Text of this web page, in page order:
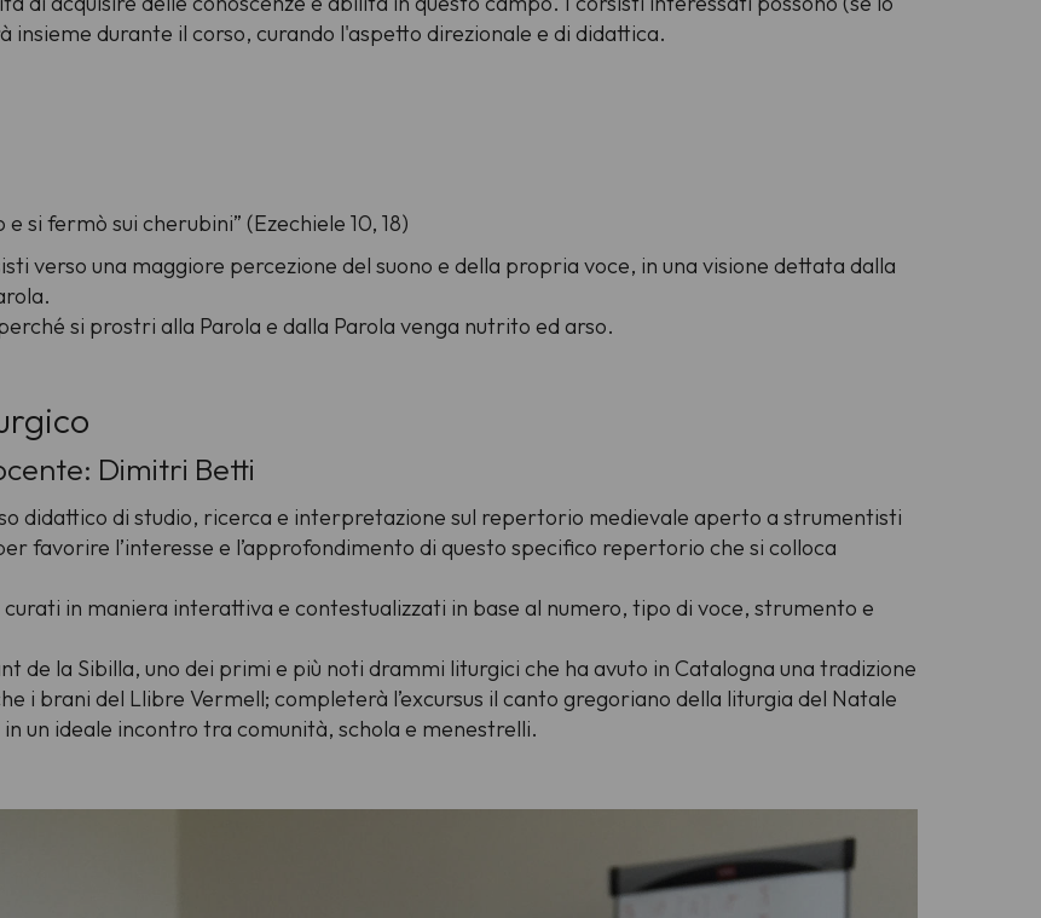
insieme durante il corso, curando l'aspetto direzionale e di didattica.
si fermò sui cherubini” (Ezechiele 10, 18)
verso una maggiore percezione del suono e della propria voce, in una visione dettata dalla
si prostri alla Parola e dalla Parola venga nutrito ed arso.
Dimitri Betti
didattico di studio, ricerca e interpretazione sul repertorio medievale aperto a strumentisti
favorire l’interesse e l’approfondimento di questo specifico repertorio che si colloca
in maniera interattiva e contestualizzati in base al numero, tipo di voce, strumento e
de la Sibilla, uno dei primi e più noti drammi liturgici che ha avuto in Catalogna una tradizione
i brani del Llibre Vermell; completerà l’excursus il canto gregoriano della liturgia del Natale
un ideale incontro tra comunità, schola e menestrelli.